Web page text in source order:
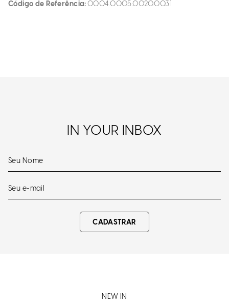
Código de Referência 0004.0005.0020.0031
IN YOUR INBOX
CADASTRAR
NEW IN